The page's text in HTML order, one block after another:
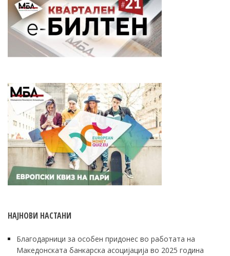
НАЈНОВИ НАСТАНИ
Благодарници за особен придонес во работата на
Македонската банкарска асоцијација во 2025 година